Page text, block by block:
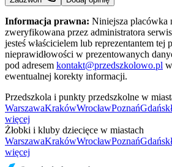
Informacja prawna: Niniejsza placówka
zweryfikowana przez administratora
jesteś właścicielem lub reprezentantem
nieprawidłowości w prezentowanych
pod adresem kontakt@przedszkolowo.pl
ewentualnej korekty informacji.
Przedszkola i punkty przedszkolne w
WarszawaKrakówWrocławPoznańGdańsk
więcej
Żłobki i kluby dziecięce w miastach
WarszawaKrakówWrocławPoznańGdańsk
więcej